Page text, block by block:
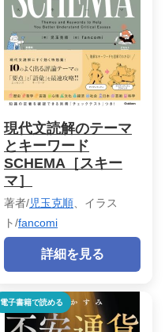
現代文読解のテーマ
とキーワード
SCHEMA［スキー
マ］
著者/児玉克順 、イラス
ト/fancomi
詳細を見る
電子書籍で読める